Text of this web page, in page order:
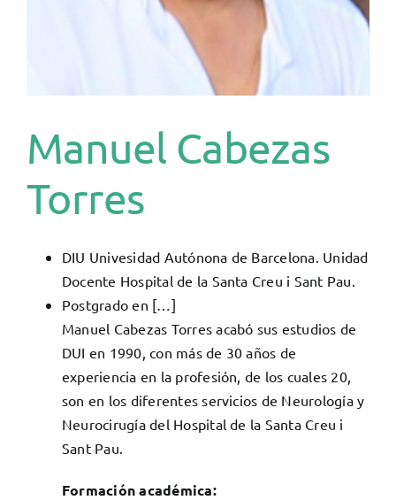
Manuel Cabezas
Torres
DIU Univesidad Autónona de Barcelona. Unidad
Docente Hospital de la Santa Creu i Sant Pau.
Postgrado en […]
Manuel Cabezas Torres acabó sus estudios de
DUI en 1990, con más de 30 años de
experiencia en la profesión, de los cuales 20,
son en los diferentes servicios de Neurología y
Neurocirugía del Hospital de la Santa Creu i
Sant Pau.
Formación académica: